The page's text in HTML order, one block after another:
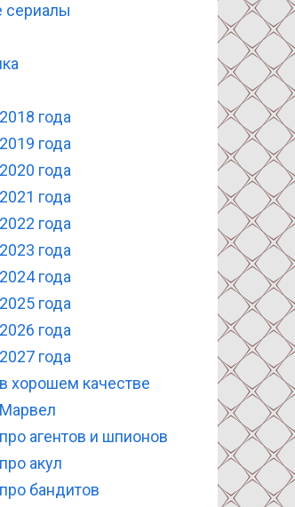
сериалы
года
года
года
года
года
года
года
года
года
года
хорошем качестве
агентов и шпионов
акул
бандитов